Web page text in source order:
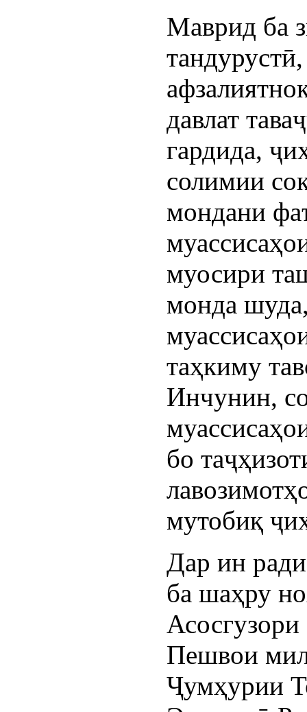
Маврид ба
давлат
гардида,
солимии
мондани
муосири
монда
таҳкиму
Инчунин,
бо
мутобиқ
Дар ин
ба шаҳру
Пешвои
Ҷумҳурии